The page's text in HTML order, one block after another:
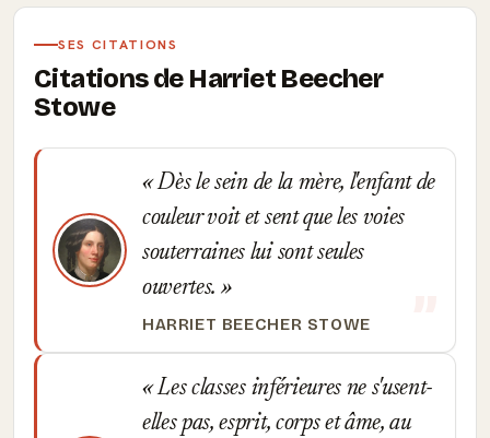
SES CITATIONS
Citations de Harriet Beecher
Stowe
Dès le sein de la mère, l'enfant de
couleur voit et sent que les voies
souterraines lui sont seules
ouvertes.
HARRIET BEECHER STOWE
Les classes inférieures ne s'usent-
elles pas, esprit, corps et âme, au